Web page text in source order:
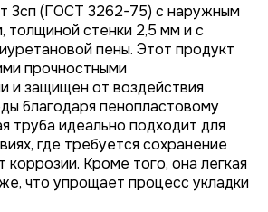
3сп (ГОСТ 3262-75) с наружным
стенки 2,5 мм и с
пены. Этот продукт
прочностными
и защищен от воздействия
благодаря пенопластовому
труба идеально подходит для
где требуется сохранение
коррозии. Кроме того, она легкая
что упрощает процесс укладки